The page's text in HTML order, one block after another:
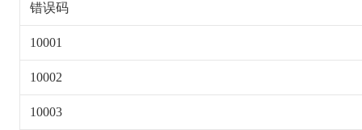
错误码
10001
10002
10003